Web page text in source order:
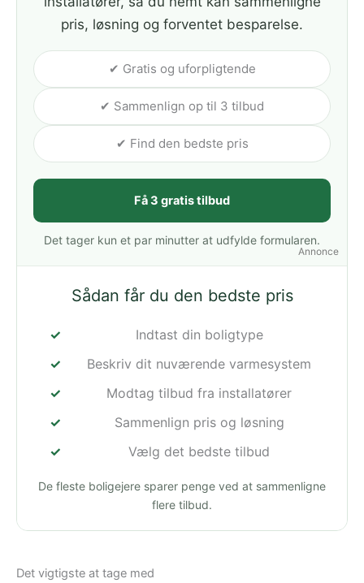
Annonce
pris, løsning og forventet besparelse.
✔ Gratis og uforpligtende
✔ Sammenlign op til 3 tilbud
✔ Find den bedste pris
Få 3 gratis tilbud
Det tager kun et par minutter at udfylde formularen.
Sådan får du den bedste pris
Indtast din boligtype
Beskriv dit nuværende varmesystem
Modtag tilbud fra installatører
Sammenlign pris og løsning
Vælg det bedste tilbud
De fleste boligejere sparer penge ved at sammenligne
flere tilbud.
Det vigtigste at tage med